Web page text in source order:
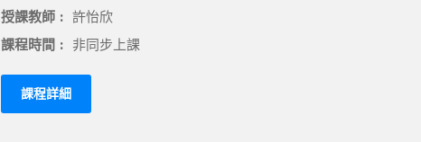
授課教師 : 許怡欣
課程時間 : 非同步上課
課程詳細